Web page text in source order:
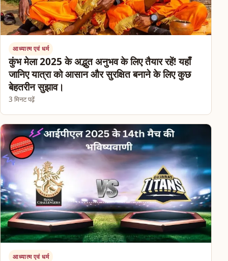
आध्यात्म एवं धर्म
कुंभ मेला 2025 के अद्भुत अनुभव के लिए तैयार रहें! यहाँ
जानिए यात्रा को आसान और सुरक्षित बनाने के लिए कुछ
बेहतरीन सुझाव।
3 मिनट पढ़ें
आध्यात्म एवं धर्म